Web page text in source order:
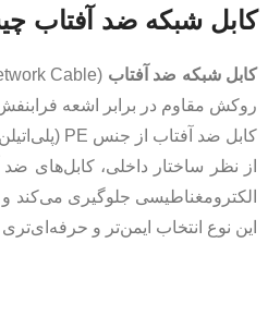
کابل شبکه ضد آفتاب
کابل شبکه ضد آفتاب
کابل ضد آفتاب از جنس PE (پلی‌اتیلن مشکی) یا LSZH تقویت‌شده است که در برابر تابش مستقیم خورشید دچار ترک، تغییر رنگ یا پوسیدگی نمی‌شود.
این نوع انتخاب ایمن‌تر و